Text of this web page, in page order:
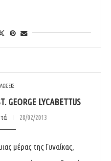
GEORGE LYCABETTUS
28/02/2013
μέρας της Γυναίκας,